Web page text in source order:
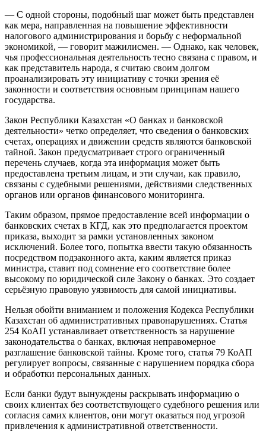
— С одной стороны, подобный шаг может быть представлен
как мера, направленная на повышение эффективности
налогового администрирования и борьбу с неформальной
экономикой, — говорит мажилисмен. — Однако, как человек,
чья профессиональная деятельность тесно связана с правом, и
как представитель народа, я считаю своим долгом
проанализировать эту инициативу с точки зрения её
законности и соответствия основным принципам нашего
государства.
Закон Республики Казахстан «О банках и банковской
деятельности» четко определяет, что сведения о банковских
счетах, операциях и движении средств являются банковской
тайной. Закон предусматривает строго ограниченный
перечень случаев, когда эта информация может быть
предоставлена третьим лицам, и эти случаи, как правило,
связаны с судебными решениями, действиями следственных
органов или органов финансового мониторинга.
Таким образом, прямое предоставление всей информации о
банковских счетах в КГД, как это предполагается проектом
приказа, выходит за рамки установленных законом
исключений. Более того, попытка ввести такую обязанность
посредством подзаконного акта, каким является приказ
министра, ставит под сомнение его соответствие более
высокому по юридической силе Закону о банках. Это создает
серьёзную правовую уязвимость для самой инициативы.
Нельзя обойти вниманием и положения Кодекса Республики
Казахстан об административных правонарушениях. Статья
254 КоАП устанавливает ответственность за нарушение
законодательства о банках, включая неправомерное
разглашение банковской тайны. Кроме того, статья 79 КоАП
регулирует вопросы, связанные с нарушением порядка сбора
и обработки персональных данных.
Если банки будут вынуждены раскрывать информацию о
своих клиентах без соответствующего судебного решения или
согласия самих клиентов, они могут оказаться под угрозой
привлечения к административной ответственности.